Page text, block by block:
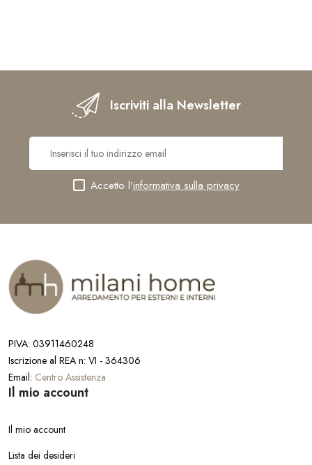
Iscriviti alla Newsletter
Accetto l'informativa sulla privacy
PIVA: 03911460248
Iscrizione al REA n: VI - 364306
Email: Centro Assistenza
Il mio account
Il mio account
Lista dei desideri